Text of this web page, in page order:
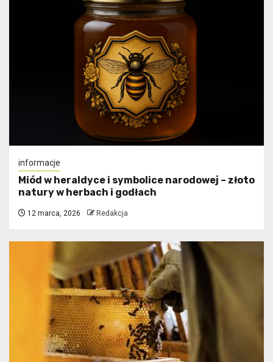
informacje
Miód w heraldyce i symbolice narodowej – złoto
natury w herbach i godłach
12 marca, 2026 Redakcja